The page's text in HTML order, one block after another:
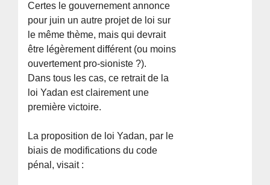
Certes le gouvernement annonce
pour juin un autre projet de loi sur
le même thème, mais qui devrait
être légèrement différent (ou moins
ouvertement pro-sioniste ?).
Dans tous les cas, ce retrait de la
loi Yadan est clairement une
première victoire.
La proposition de loi Yadan, par le
biais de modifications du code
pénal, visait :